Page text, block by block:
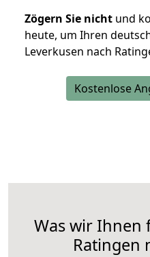
Zögern Sie nicht und
heute, um Ihren
Leverkusen nach
Kostenlose
Was wir Ihnen
Ratingen